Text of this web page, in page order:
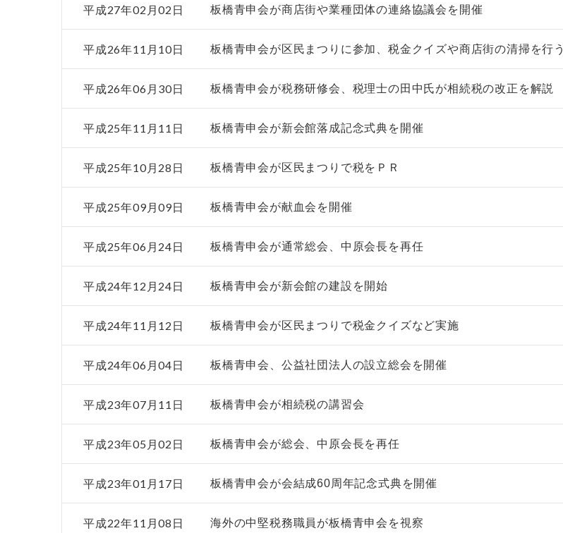
平成27年02月02日 板橋青申会が商店街や業種団体の連絡協議会を開催
平成26年11月10日 板橋青申会が区民まつりに参加、税金クイズや商店街の清掃を行う
平成26年06月30日 板橋青申会が税務研修会、税理士の田中氏が相続税の改正を解説
平成25年11月11日 板橋青申会が新会館落成記念式典を開催
平成25年10月28日 板橋青申会が区民まつりで税をＰＲ
平成25年09月09日 板橋青申会が献血会を開催
平成25年06月24日 板橋青申会が通常総会、中原会長を再任
平成24年12月24日 板橋青申会が新会館の建設を開始
平成24年11月12日 板橋青申会が区民まつりで税金クイズなど実施
平成24年06月04日 板橋青申会、公益社団法人の設立総会を開催
平成23年07月11日 板橋青申会が相続税の講習会
平成23年05月02日 板橋青申会が総会、中原会長を再任
平成23年01月17日 板橋青申会が会結成60周年記念式典を開催
平成22年11月08日 海外の中堅税務職員が板橋青申会を視察